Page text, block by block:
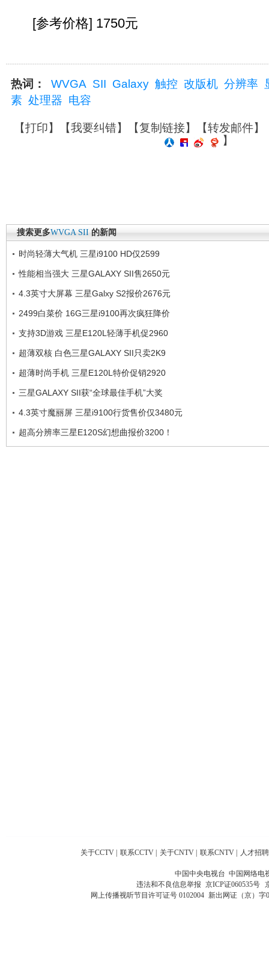
[参考价格] 1750元
热词： WVGA SII Galaxy 触控 改版机 分辨率
素 处理器 电容
【打印】【我要纠错】【复制链接】【转发邮件】
】
搜索更多WVGA SII 的新闻
时尚轻薄大气机 三星i9100 HD仅2599
性能相当强大 三星GALAXY SII售2650元
4.3英寸大屏幕 三星Galxy S2报价2676元
2499白菜价 16G三星i9100再次疯狂降价
支持3D游戏 三星E120L轻薄手机促2960
超薄双核 白色三星GALAXY SII只卖2K9
超薄时尚手机 三星E120L特价促销2920
三星GALAXY SII获“全球最佳手机”大奖
4.3英寸魔丽屏 三星i9100行货售价仅3480元
超高分辨率三星E120S幻想曲报价3200！
关于CCTV 联系CCTV 关于CNTV 联系CNTV 人才招聘
中国中央电视台 中国网络电
违法和不良信息举报 京ICP证060535号
网上传播视听节目许可证号 0102004 新出网证（京）